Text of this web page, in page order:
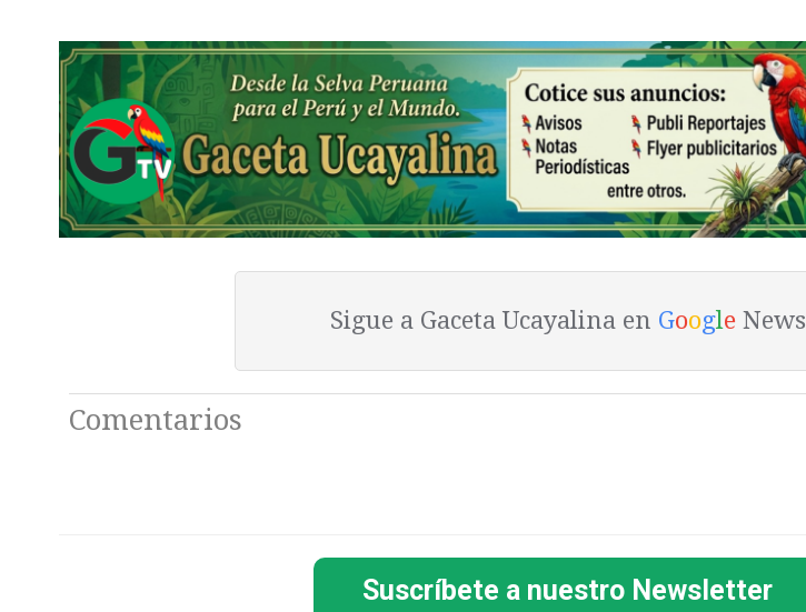
Sigue a Gaceta Ucayalina en GoogleNews
Comentarios
Suscríbete a nuestro Newsletter